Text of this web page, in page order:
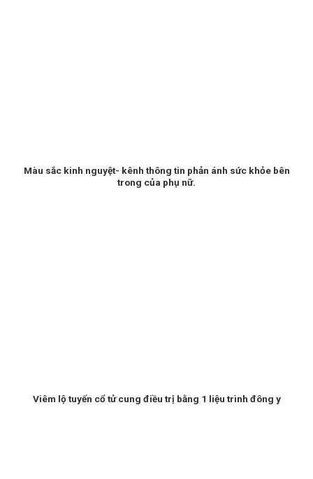
Màu sắc kinh nguyệt- kênh thông tin phản ánh sức khỏe bên
trong của phụ nữ.
Viêm lộ tuyến cổ tử cung điều trị bằng 1 liệu trình đông y